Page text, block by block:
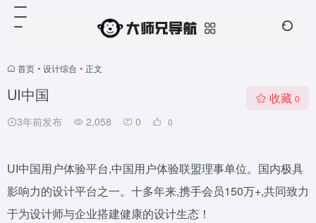
首页 • 设计综合 • 正文
UI中国
3年前发布 2,058 0 0
收藏 0
UI中国用户体验平台,中国用户体验联盟理事单位。国内极具
影响力的设计平台之一。十多年来,携手会员150万+,共同致力
于为设计师与企业搭建健康的设计生态！